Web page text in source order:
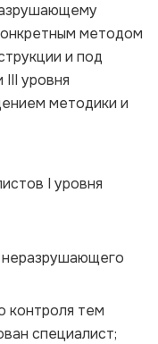
методом
и под
уровня
методики и
I уровня
неразрушающего
контроля тем
специалист;